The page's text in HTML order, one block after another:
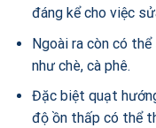
đáng kể cho việc
Ngoài ra còn có
như chè, cà phê.
Đặc biệt quạt
độ ồn thấp có thể